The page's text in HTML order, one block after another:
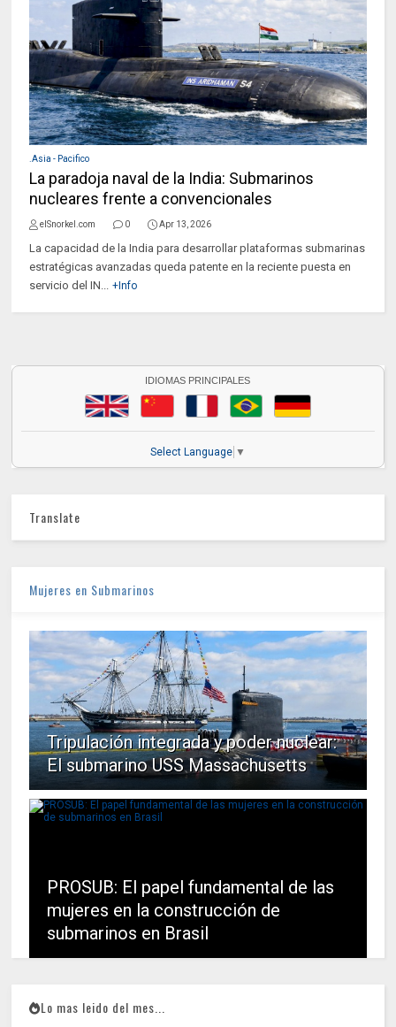
.Asia - Pacifico
La paradoja naval de la India: Submarinos
nucleares frente a convencionales
elSnorkel.com 0 Apr 13, 2026
La capacidad de la India para desarrollar plataformas submarinas
estratégicas avanzadas queda patente en la reciente puesta en
servicio del IN... +Info
IDIOMAS PRINCIPALES
Select Language ▼
Translate
Mujeres en Submarinos
Tripulación integrada y poder nuclear:
El submarino USS Massachusetts
PROSUB: El papel fundamental de las
mujeres en la construcción de
submarinos en Brasil
Lo mas leido del mes...